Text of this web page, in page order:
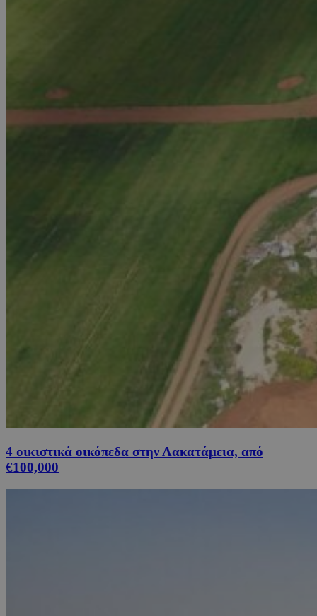
4 οικιστικά οικόπεδα στην Λακατάμεια, από
€100,000